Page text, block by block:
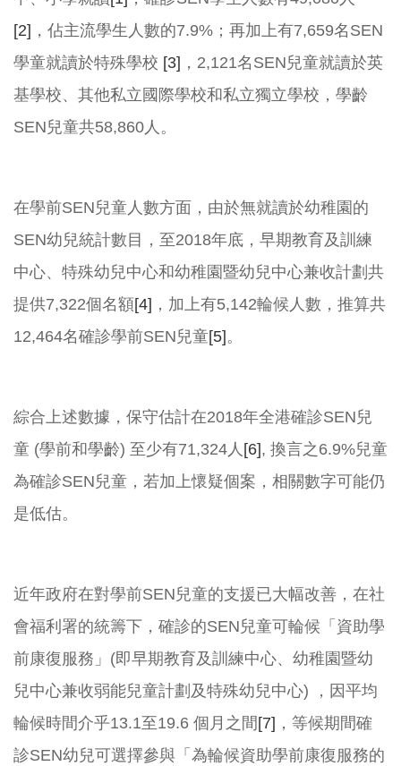
[2] ，佔主流學生人數的7.9%；再加上有7,659名SEN
學童就讀於特殊學校 [3] ，2,121名SEN兒童就讀於英
基學校、其他私立國際學校和私立獨立學校，學齡
SEN兒童共58,860人。
在學前SEN兒童人數方面，由於無就讀於幼稚園的
SEN幼兒統計數目，至2018年底，早期教育及訓練
中心、特殊幼兒中心和幼稚園暨幼兒中心兼收計劃共
提供7,322個名額[4] ，加上有5,142輪候人數，推算共
12,464名確診學前SEN兒童[5] 。
綜合上述數據，保守估計在2018年全港確診SEN兒
童 (學前和學齡) 至少有71,324人 [6], 換言之6.9%兒童
為確診SEN兒童，若加上懷疑個案，相關數字可能仍
是低估。
近年政府在對學前SEN兒童的支援已大幅改善，在社
會福利署的統籌下，確診的SEN兒童可輪候「資助學
前康復服務」(即早期教育及訓練中心、幼稚園暨幼
兒中心兼收弱能兒童計劃及特殊幼兒中心) ，因平均
輪候時間介乎13.1至19.6 個月之間 [7] ，等候期間確
診SEN幼兒可選擇參與「為輪候資助學前康復服務的